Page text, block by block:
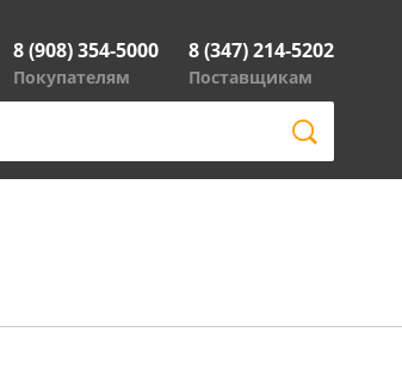
8 (908) 354-5000
Покупателям
8 (347) 214-5202
Поставщикам